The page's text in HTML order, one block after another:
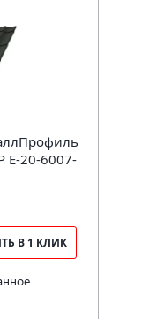
E-20-6007-
В 1 КЛИК